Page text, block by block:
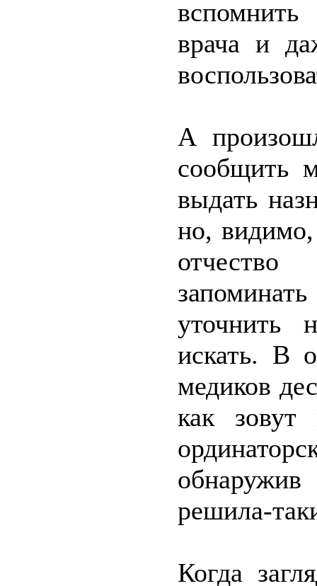
врача и
А
сообщить
выдать
но,
уточнить
искать. В
медиков
как
решила-
Когда